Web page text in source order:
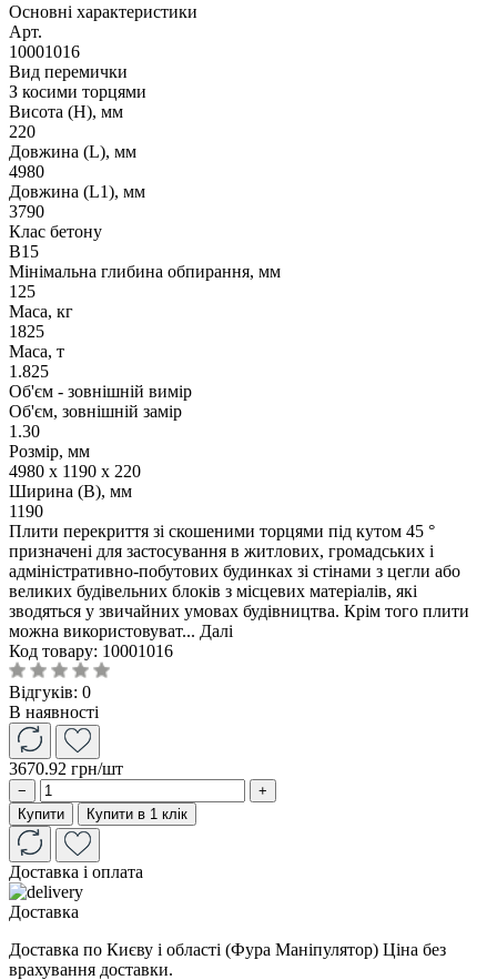
Основні характеристики
Арт.
10001016
Вид перемички
З косими торцями
Висота (H), мм
220
Довжина (L), мм
4980
Довжина (L1), мм
3790
Клас бетону
B15
Мінімальна глибина обпирання, мм
125
Маса, кг
1825
Маса, т
1.825
Об'єм - зовнішній вимір
Об'єм, зовнішній замір
1.30
Розмір, мм
4980 x 1190 x 220
Ширина (B), мм
1190
Плити перекриття зі скошеними торцями під кутом 45 °
призначені для застосування в житлових, громадських і
адміністративно-побутових будинках зі стінами з цегли або
великих будівельних блоків з місцевих матеріалів, які
зводяться у звичайних умовах будівництва. Крім того плити
можна використовуват... Далі
Код товару: 10001016
Відгуків: 0
В наявності
3670.92 грн/шт
−
+
Купити
Купити в 1 клік
Доставка і оплата
Доставка
Доставка по Києву і області (Фура Маніпулятор) Ціна без
врахування доставки.